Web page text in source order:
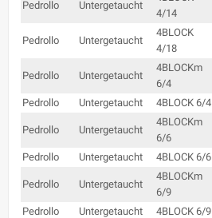
Pedrollo Untergetaucht
4/14
Pedrollo Untergetaucht
4BLOCK
4/18
Pedrollo Untergetaucht
4BLOCKm
6/4
Pedrollo Untergetaucht 4BLOCK 6/4
Pedrollo Untergetaucht
4BLOCKm
6/6
Pedrollo Untergetaucht 4BLOCK 6/6
Pedrollo Untergetaucht
4BLOCKm
6/9
Pedrollo Untergetaucht 4BLOCK 6/9